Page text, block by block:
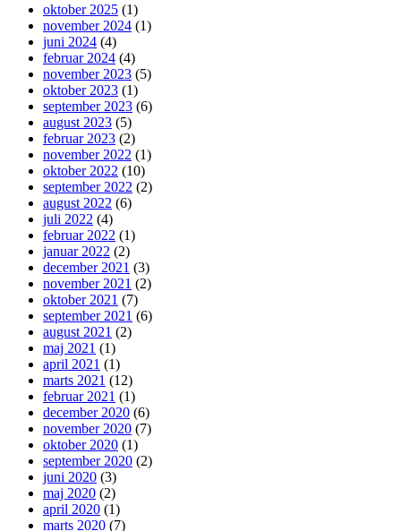
oktober 2025 (1)
november 2024 (1)
juni 2024 (4)
februar 2024 (4)
november 2023 (5)
oktober 2023 (1)
september 2023 (6)
august 2023 (5)
februar 2023 (2)
november 2022 (1)
oktober 2022 (10)
september 2022 (2)
august 2022 (6)
juli 2022 (4)
februar 2022 (1)
januar 2022 (2)
december 2021 (3)
november 2021 (2)
oktober 2021 (7)
september 2021 (6)
august 2021 (2)
maj 2021 (1)
april 2021 (1)
marts 2021 (12)
februar 2021 (1)
december 2020 (6)
november 2020 (7)
oktober 2020 (1)
september 2020 (2)
juni 2020 (3)
maj 2020 (2)
april 2020 (1)
marts 2020 (7)